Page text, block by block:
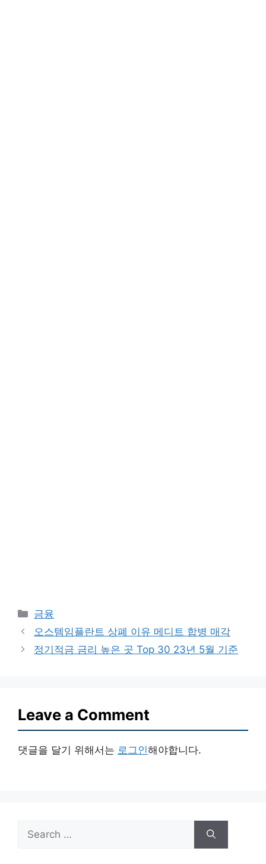
Categories
금융
오스템임플란트 상폐 이유 메디트 합병 매각
정기적금 금리 높은 곳 Top 30 23년 5월 기준
Leave a Comment
댓글을 달기 위해서는 로그인해야합니다.
for: